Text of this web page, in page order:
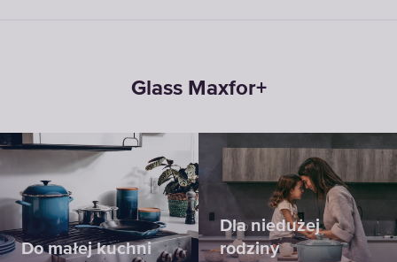
Glass Maxfor+
Do małej kuchni
Dla niedużej
rodziny